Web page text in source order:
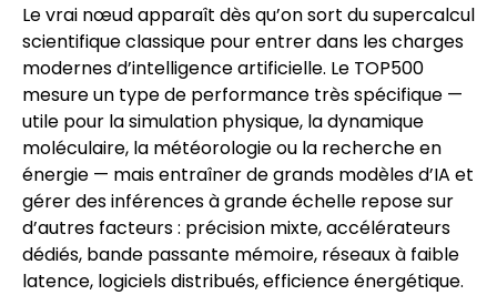
Le vrai nœud apparaît dès qu’on sort du supercalcul
scientifique classique pour entrer dans les charges
modernes d’intelligence artificielle. Le TOP500
mesure un type de performance très spécifique —
utile pour la simulation physique, la dynamique
moléculaire, la météorologie ou la recherche en
énergie — mais entraîner de grands modèles d’IA et
gérer des inférences à grande échelle repose sur
d’autres facteurs : précision mixte, accélérateurs
dédiés, bande passante mémoire, réseaux à faible
latence, logiciels distribués, efficience énergétique.